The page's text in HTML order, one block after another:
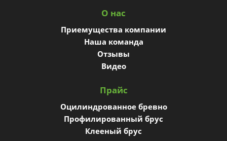
О нас
Приемущества компании
Наша команда
Отзывы
Видео
Прайс
Оцилиндрованное бревно
Профилированный брус
Клееный брус